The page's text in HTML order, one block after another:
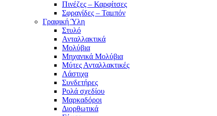
Πινέζες – Καρφίτσες
Σφραγίδες – Ταμπόν
Γραφική Ύλη
Στυλό
Ανταλλακτικά
Μολύβια
Μηχανικά Μολύβια
Μύτες Ανταλλακτικές
Λάστιχα
Συνδετήρες
Ρολά σχεδίου
Μαρκαδόροι
Διορθωτικά